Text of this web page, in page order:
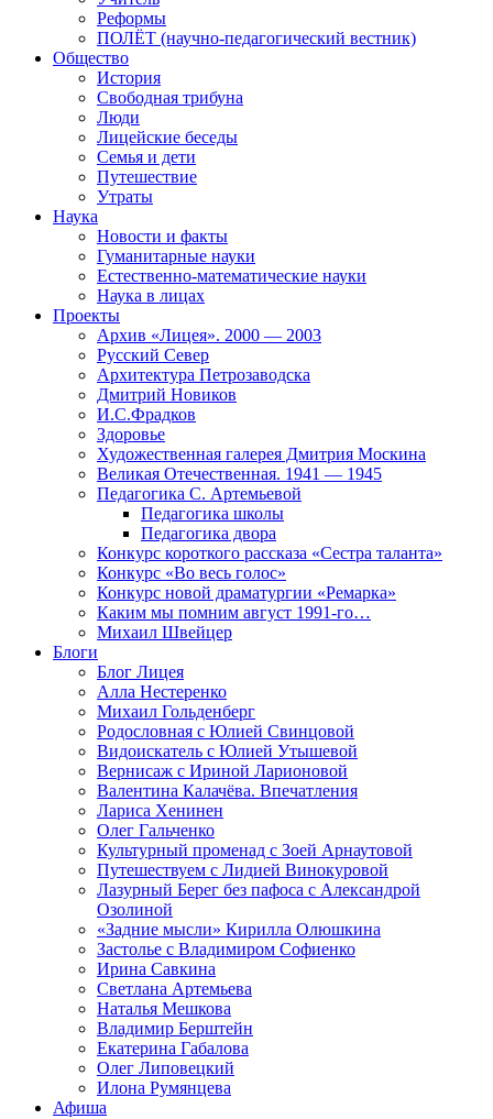
Реформы
ПОЛЁТ (научно-педагогический вестник)
Общество
История
Свободная трибуна
Люди
Лицейские беседы
Семья и дети
Путешествие
Утраты
Наука
Новости и факты
Гуманитарные науки
Естественно-математические науки
Наука в лицах
Проекты
Архив «Лицея». 2000 — 2003
Русский Север
Архитектура Петрозаводска
Дмитрий Новиков
И.С.Фрадков
Здоровье
Художественная галерея Дмитрия Москина
Великая Отечественная. 1941 — 1945
Педагогика С. Артемьевой
Педагогика школы
Педагогика двора
Конкурс короткого рассказа «Сестра таланта»
Конкурс «Во весь голос»
Конкурс новой драматургии «Ремарка»
Каким мы помним август 1991-го…
Михаил Швейцер
Блоги
Блог Лицея
Алла Нестеренко
Михаил Гольденберг
Родословная с Юлией Свинцовой
Видоискатель с Юлией Утышевой
Вернисаж с Ириной Ларионовой
Валентина Калачёва. Впечатления
Лариса Хенинен
Олег Гальченко
Культурный променад с Зоей Арнаутовой
Путешествуем с Лидией Винокуровой
Лазурный Берег без пафоса с Александрой
Озолиной
«Задние мысли» Кирилла Олюшкина
Застолье с Владимиром Софиенко
Ирина Савкина
Светлана Артемьева
Наталья Мешкова
Владимир Берштейн
Екатерина Габалова
Олег Липовецкий
Илона Румянцева
Афиша